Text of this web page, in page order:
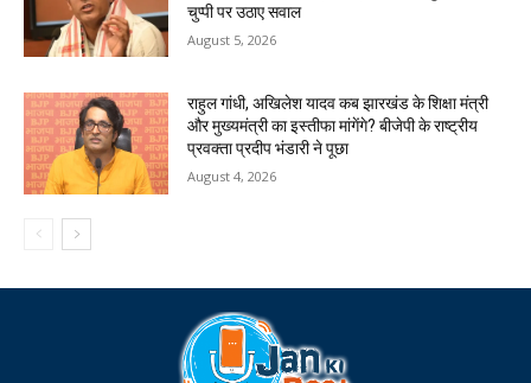
चुप्पी पर उठाए सवाल
August 5, 2026
राहुल गांधी, अखिलेश यादव कब झारखंड के शिक्षा मंत्री
और मुख्यमंत्री का इस्तीफा मांगेंगे? बीजेपी के राष्ट्रीय
प्रवक्ता प्रदीप भंडारी ने पूछा
August 4, 2026